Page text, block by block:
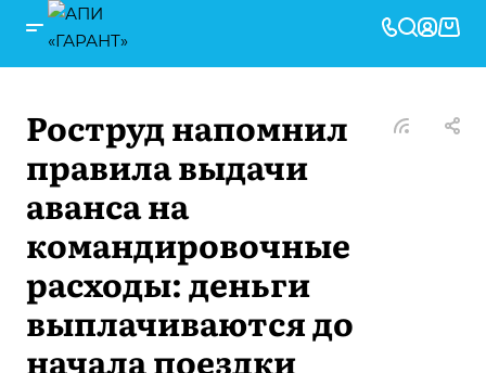
Роструд напомнил
правила выдачи
аванса на
командировочные
расходы: деньги
выплачиваются до
начала поездки